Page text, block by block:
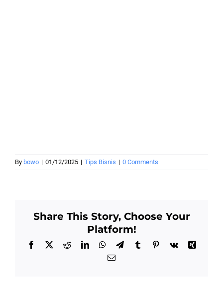
By bowo | 01/12/2025 | Tips Bisnis | 0 Comments
Share This Story, Choose Your
Platform!
Facebook
X RedditLinkedInWhatsApp
TelegramTumblrPinterest
Vk
Xing
Email